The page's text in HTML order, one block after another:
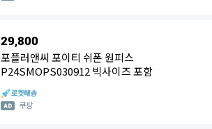
29,800
포플러앤씨 포이티 쉬폰 원피스
P24SMOPS030912 빅사이즈 포함
쿠팡